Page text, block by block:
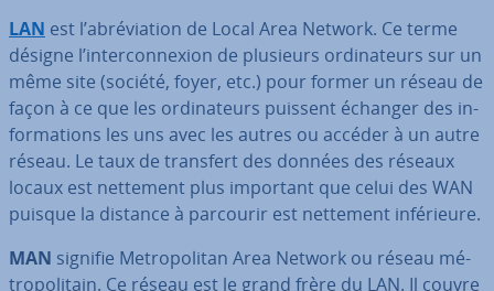
LAN est l’abré­via­tion de Local Area Network. Ce terme
désigne l’in­ter­con­nexion de plusieurs or­di­na­teurs sur un
même site (société, foyer, etc.) pour former un réseau de
façon à ce que les or­di­na­teurs puissent échanger des in­
for­ma­tions les uns avec les autres ou accéder à un autre
réseau. Le taux de transfert des données des réseaux
locaux est nettement plus important que celui des WAN
puisque la distance à parcourir est nettement in­fé­rieure.
MAN signifie Me­tro­po­li­tan Area Network ou réseau mé­
tro­po­li­tain. Ce réseau est le grand frère du LAN. Il couvre